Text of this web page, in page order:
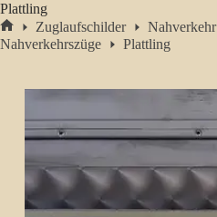
Plattling
Start
Zuglaufschilder
Nahverkehr
Nahverkehrszüge
Plattling